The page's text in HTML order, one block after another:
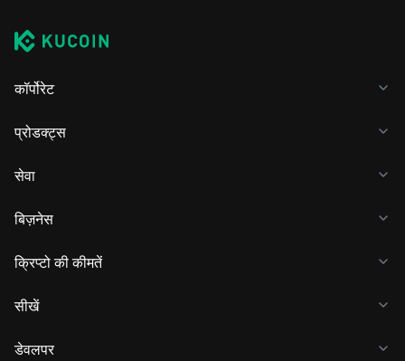
कॉर्पोरेट
प्रोडक्ट्स
सेवा
बिज़नेस
क्रिप्टो की कीमतें
सीखें
डेवलपर